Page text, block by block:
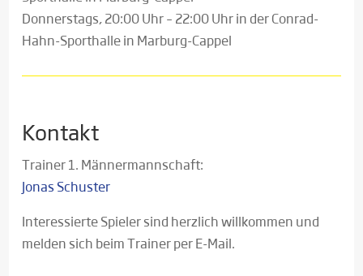
Donnerstags, 20:00 Uhr – 22:00 Uhr in der Conrad-
Hahn-Sporthalle in Marburg-Cappel
Kontakt
Trainer 1. Männermannschaft:
Jonas Schuster
Interessierte Spieler sind herzlich willkommen und
melden sich beim Trainer per E-Mail.